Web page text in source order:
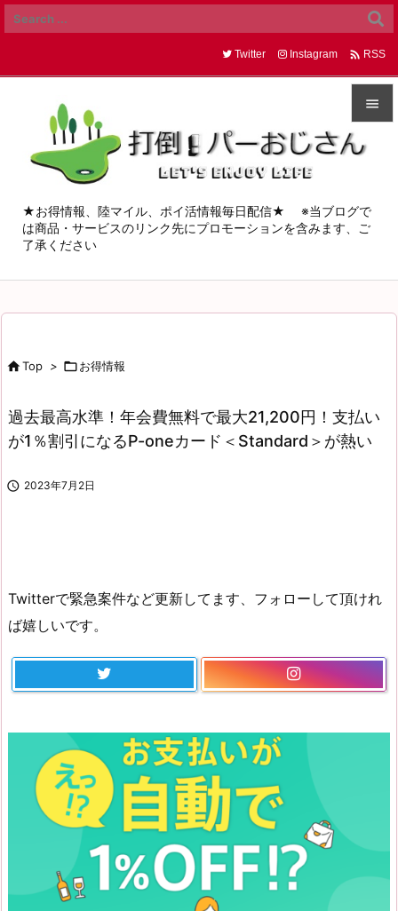


メニュ
サイド


Twitter Instagram  RSS
★お得情報、陸マイル、ポイ活情報毎日配信★ ※当ブログで
は商品・サービスのリンク先にプロモーションを含みます、ご
了承ください
Top > お得情報
過去最高水準！年会費無料で最大21,200円！支払い
が1％割引になるP-oneカード＜Standard＞が熱い
 2023年7月2日
Twitterで緊急案件など更新してます、フォローして頂けれ
ば嬉しいです。